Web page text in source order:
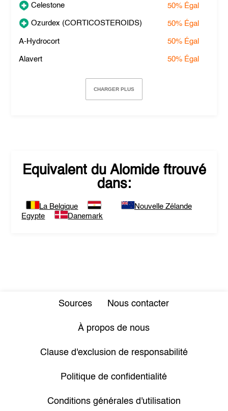
Celestone 50% Égal
Ozurdex (CORTICOSTEROIDS) 50% Égal
A-Hydrocort 50% Égal
Alavert 50% Égal
CHARGER PLUS
Equivalent du Alomideftrouvé
dans:
La Belgique
Egypte
Danemark
Nouvelle Zélande
Sources Nous contacter
À propos de nous
Clause d'exclusion de responsabilité
Politique de confidentialité
Conditions générales d'utilisation